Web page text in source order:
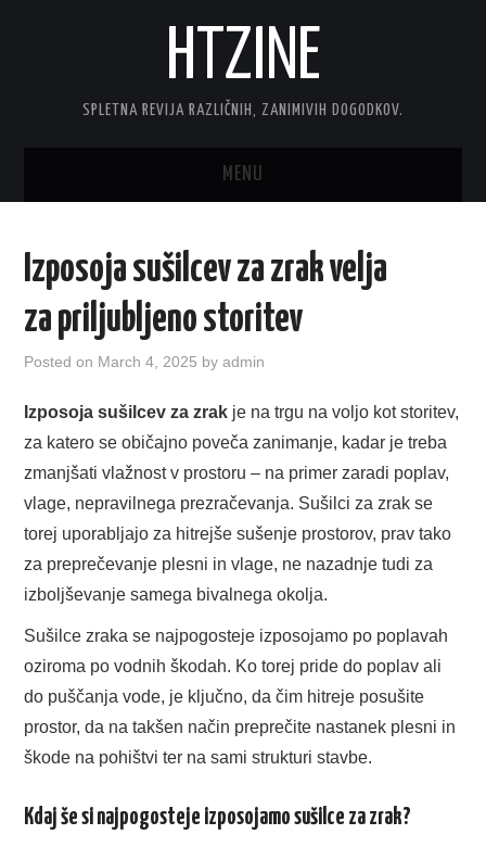
HTZINE
SPLETNA REVIJA RAZLIČNIH, ZANIMIVIH DOGODKOV.
MENU
TEHNOLOGIJA
INTERNET
DOM
MODA IN LEPOTA
ZDRAVJE
POSLOVANJE
Izposoja sušilcev za zrak velja
za priljubljeno storitev
Posted on March 4, 2025 byadmin
Izposoja sušilcev za zrak je na trgu na voljo kot storitev,
za katero se običajno poveča zanimanje, kadar je treba
zmanjšati vlažnost v prostoru – na primer zaradi poplav,
vlage, nepravilnega prezračevanja. Sušilci za zrak se
torej uporabljajo za hitrejše sušenje prostorov, prav tako
za preprečevanje plesni in vlage, ne nazadnje tudi za
izboljševanje samega bivalnega okolja.
Sušilce zraka se najpogosteje izposojamo po poplavah
oziroma po vodnih škodah. Ko torej pride do poplav ali
do puščanja vode, je ključno, da čim hitreje posušite
prostor, da na takšen način preprečite nastanek plesni in
škode na pohištvi ter na sami strukturi stavbe.
Kdaj še si najpogosteje izposojamo sušilce za zrak?